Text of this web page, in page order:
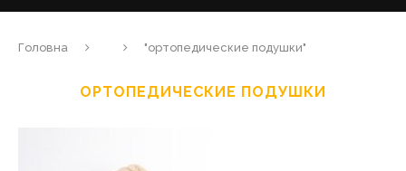
Головна "ортопедические подушки"
ОРТОПЕДИЧЕСКИЕ ПОДУШКИ